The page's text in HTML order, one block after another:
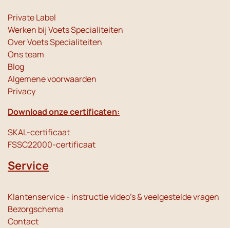
Private Label
Werken bij Voets Specialiteiten
Over Voets Specialiteiten
Ons team
Blog
Algemene voorwaarden
Privacy
Download onze certificaten:
SKAL-certificaat
FSSC22000-certificaat
Service
Klantenservice - instructie video's & veelgestelde vragen
Bezorgschema
Contact